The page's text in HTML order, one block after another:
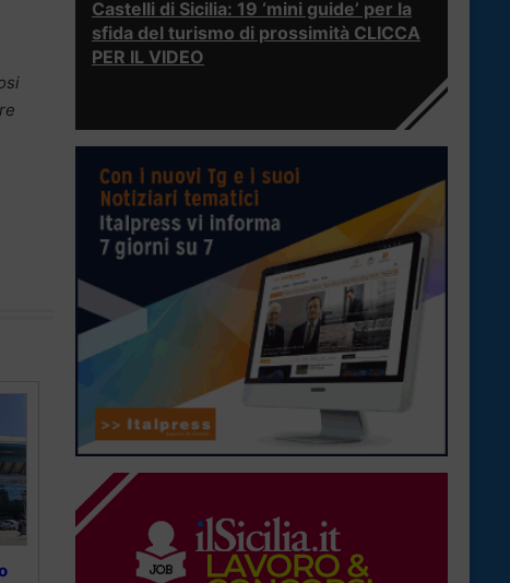
Castelli di Sicilia: 19 ‘mini guide’ per la
sfida del turismo di prossimità CLICCA
PER IL VIDEO